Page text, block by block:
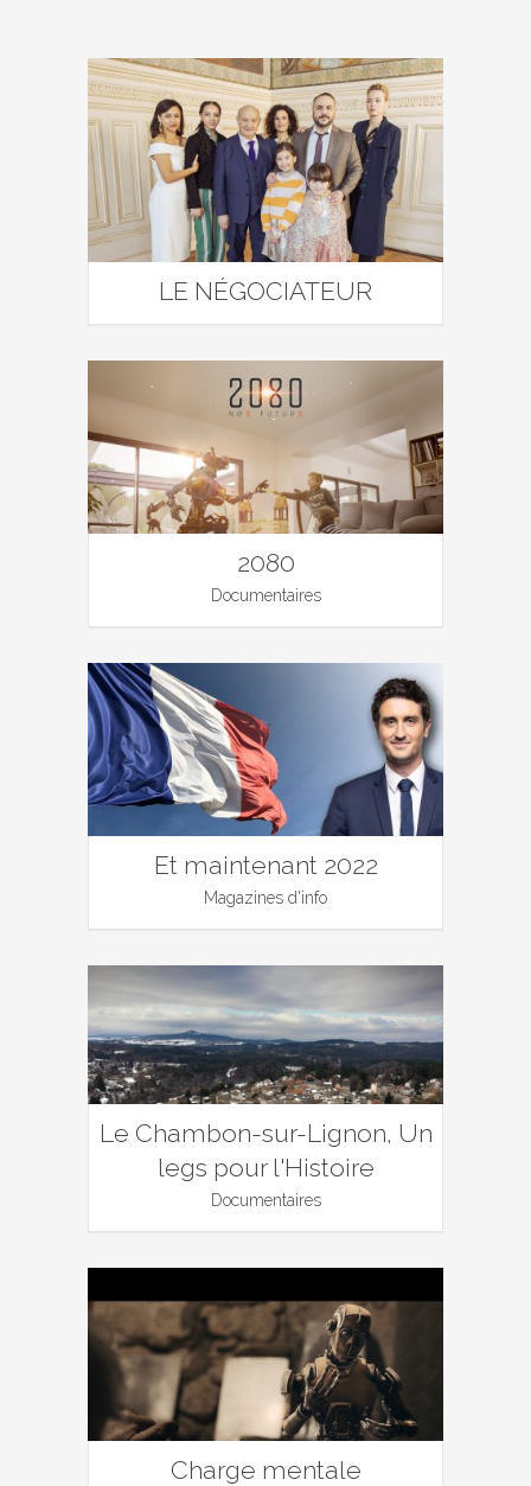
LE NÉGOCIATEUR
2080
Documentaires
Et maintenant 2022
Magazines d'info
Le Chambon-sur-Lignon, Un
legs pour l'Histoire
Documentaires
Charge mentale